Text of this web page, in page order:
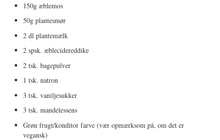
150g æblemos
50g plantesmør
2 dl plantemælk
2 spsk. æblecidereddike
2 tsk. bagepulver
1 tsk. natron
3 tsk. vaniljesukker
3 tsk. mandelessens
Grøn frugt/konditor farve (vær opmærksom på, om det er
vegansk)